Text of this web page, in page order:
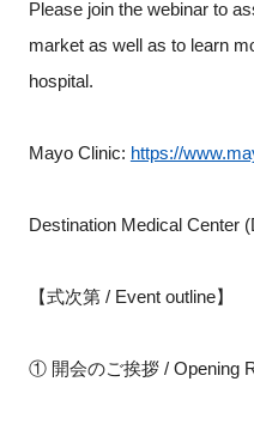
Please join the webinar to
market as well as to learn
hospital.
Mayo Clinic: https://
Destination Medical Center
【式次第 / Event outline】
① 開会のご挨拶 / Opening